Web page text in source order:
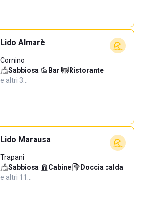
Lido Almarè
Cornino
Sabbiosa· Bar· Ristorante·
e altri 3…
Lido Marausa
Trapani
Sabbiosa· Cabine· Doccia calda·
e altri 11…